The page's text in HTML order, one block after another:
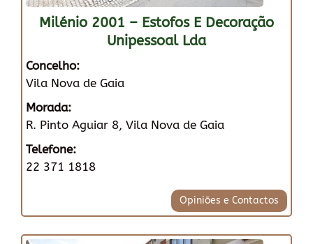
Milénio 2001 – Estofos E Decoração
Unipessoal Lda
Concelho:
Vila Nova de Gaia
Morada:
R. Pinto Aguiar 8, Vila Nova de Gaia
Telefone:
22 371 1818
Opiniões e Contactos